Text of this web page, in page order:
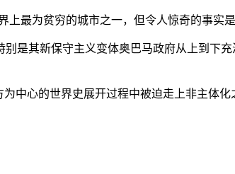
上最为贫穷的城市之一，但令人惊奇的事实
别是其新保守主义变体奥巴马政府从上到下
为中心的世界史展开过程中被迫走上非主体